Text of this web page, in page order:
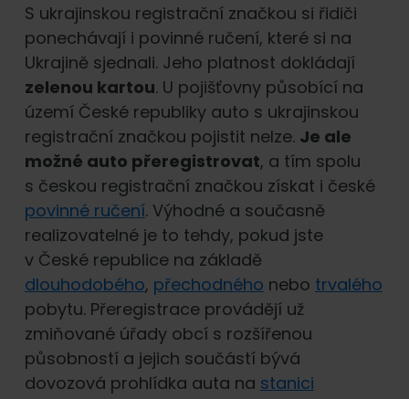
S ukrajinskou registrační značkou si řidiči
ponechávají i povinné ručení, které si na
Ukrajině sjednali. Jeho platnost dokládají
zelenou kartou. U pojišťovny působící na
území České republiky auto s ukrajinskou
registrační značkou pojistit nelze. Je ale
možné auto přeregistrovat, a tím spolu
s českou registrační značkou získat i české
povinné ručení. Výhodné a současně
realizovatelné je to tehdy, pokud jste
v České republice na základě
dlouhodobého, přechodného nebo trvalého
pobytu. Přeregistrace provádějí už
zmiňované úřady obcí s rozšířenou
působností a jejich součástí bývá
dovozová prohlídka auta na stanici